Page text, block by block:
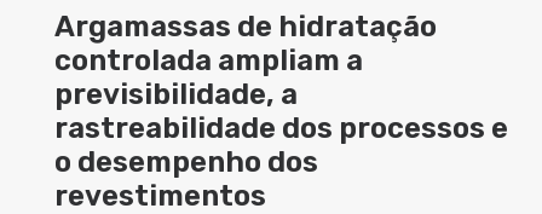
Argamassas de hidratação
controlada ampliam a
previsibilidade, a
rastreabilidade dos processos e
o desempenho dos
revestimentos